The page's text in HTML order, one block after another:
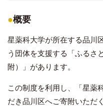
●概要
星薬科大学が所在する品川
う団体を支援する「ふるさ
附）」があります。
この制度を利用し、「星薬
だき品川区へご寄附いただ